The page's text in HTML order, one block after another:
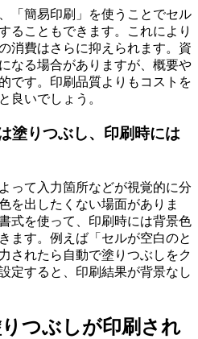
「簡易印刷」を使うことでセル
ることもできます。これにより
消費はさらに抑えられます。資
なる場合がありますが、概要や
です。印刷品質よりもコストを
良いでしょう。
塗りつぶし、印刷時には
って入力箇所などが視覚的に分
を出したくない場面がありま
式を使って、印刷時には背景色
ます。例えば「セルが空白のと
されたら自動で塗りつぶしをク
定すると、印刷結果が背景なし
つぶしが印刷され